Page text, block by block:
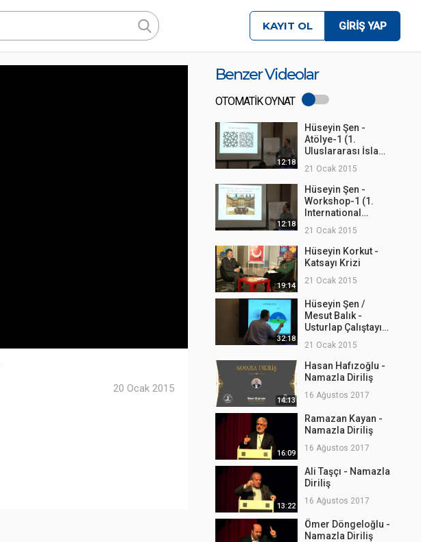
KAYIT OL GİRİŞ YAP
20 Ocak 2015
Benzer Videolar
OTOMATİK OYNAT
12:18
Hüseyin Şen -
Atölye-1 (1.
Uluslararası İslam
Sanatında
Geometrik
Desenler Çalıştayı)
21 Ocak 2015
12:18
Hüseyin Şen -
Workshop-1 (1.
International
Workshop on
Geometric Patterns
in Islamic Art)
21 Ocak 2015
19:14
Hüseyin Korkut -
Katsayı Krizi
21 Ocak 2015
32:18
Hüseyin Şen /
Mesut Balık -
Usturlap Çalıştayı
(Yıldızlara
Dokunmak)
21 Ocak 2015
14:13
Hasan Hafızoğlu -
Namazla Diriliş
16 Ağustos 2017
16:09
Ramazan Kayan -
Namazla Diriliş
16 Ağustos 2017
13:22
Ali Taşçı - Namazla
Diriliş
16 Ağustos 2017
Ömer Döngeloğlu -
Namazla Diriliş